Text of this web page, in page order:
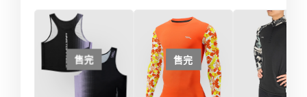
售完 售完